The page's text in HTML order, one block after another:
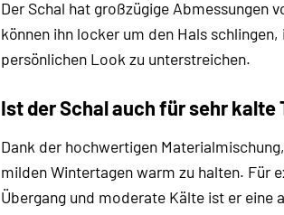
Der Schal hat großzügige Abmessungen
können ihn locker um den Hals
persönlichen Look zu unterstreichen.
Ist der Schal auch für sehr kalte
Dank der hochwertigen
milden Wintertagen warm zu halten. Für
Übergang und moderate Kälte ist er eine